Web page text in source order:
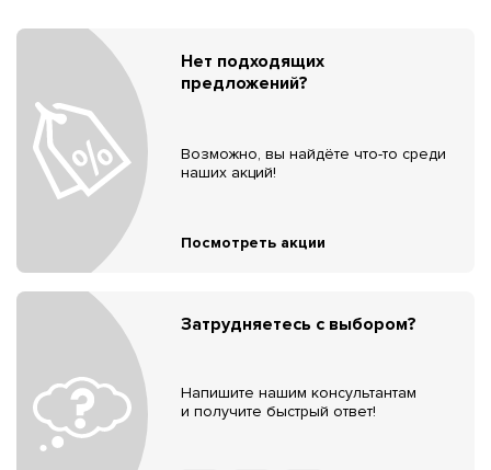
Нет подходящих
предложений?
Возможно, вы найдёте что-то среди
наших акций!
Посмотреть акции
Затрудняетесь с выбором?
Напишите нашим консультантам
и получите быстрый ответ!